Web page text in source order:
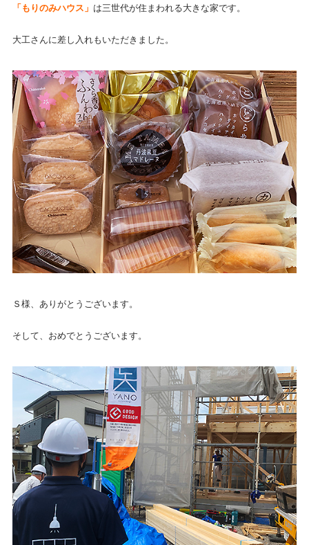
「もりのみハウス」 は三世代が住まわれる大きな家です。
大工さんに差し入れもいただきました。
Ｓ様、ありがとうございます。
そして、おめでとうございます。